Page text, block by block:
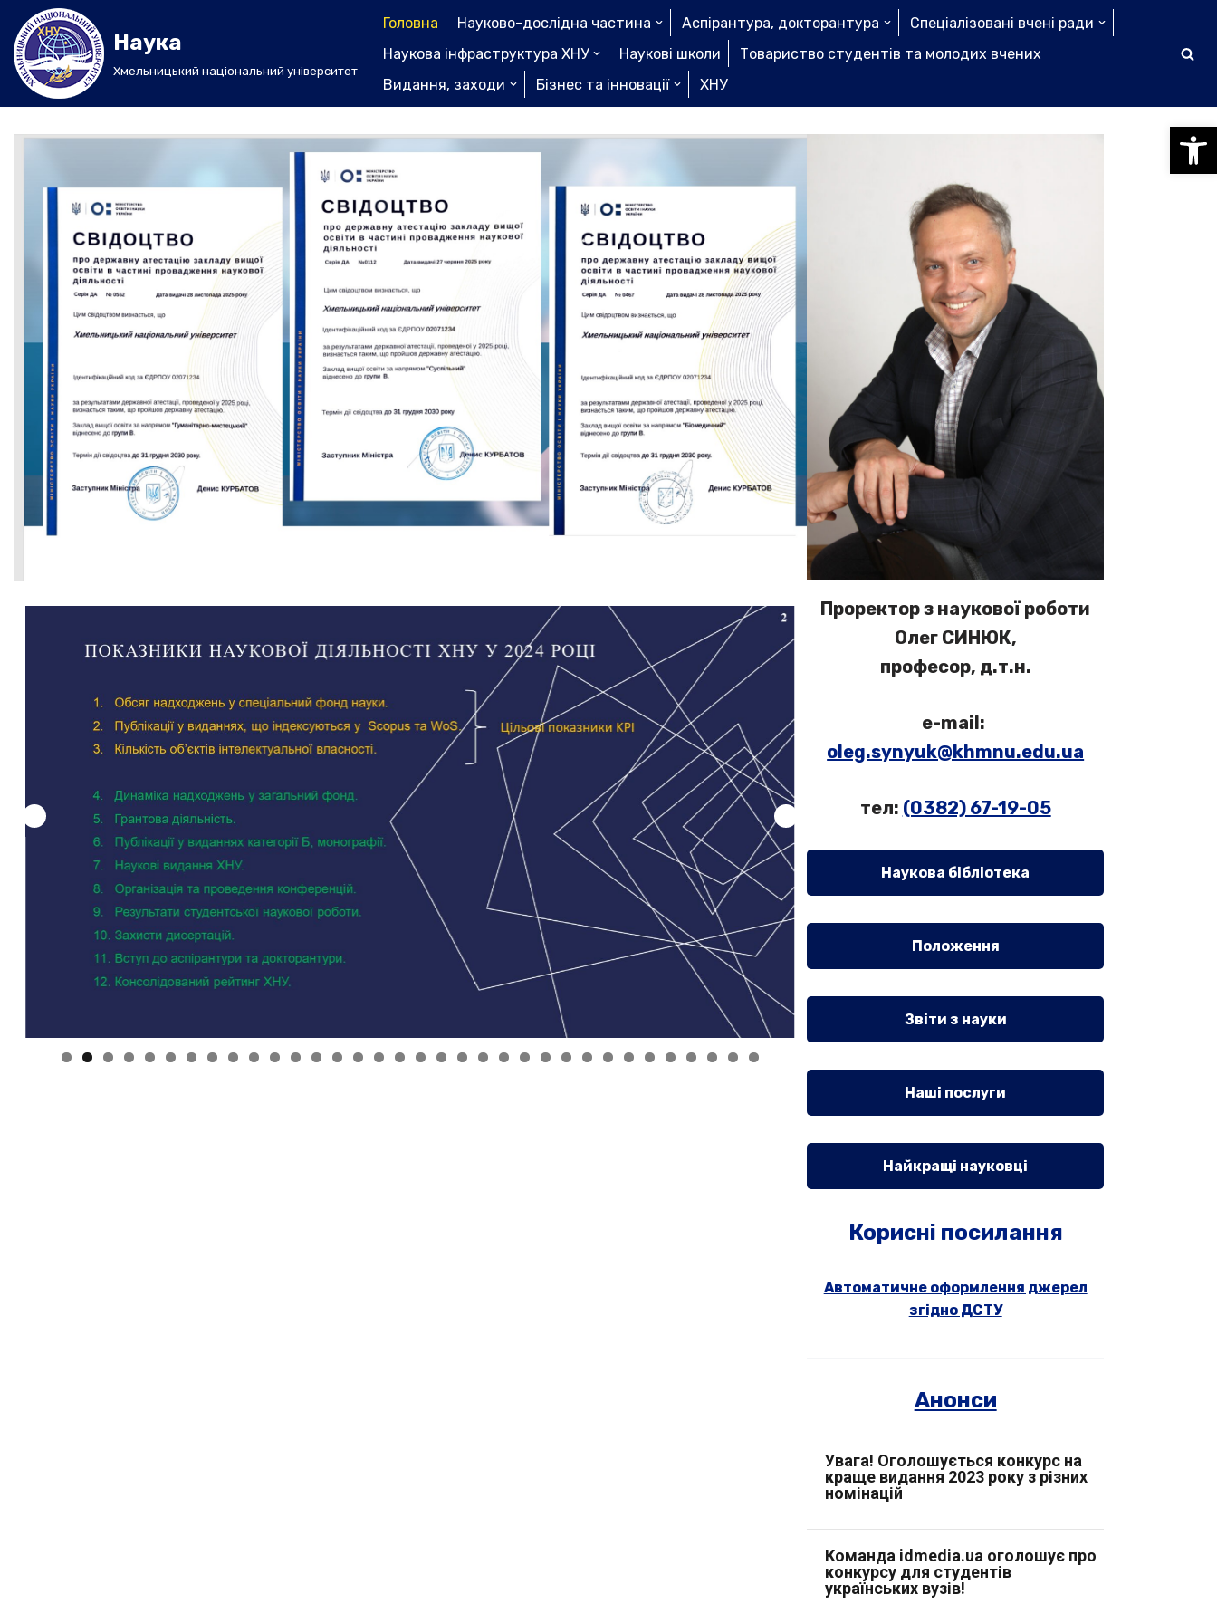
Перейти
до
вмісту
Наука
Хмельницький національний університет
Головна Науково-дослідна частина Аспірантура, докторантура
Спеціалізовані вчені ради
Наукова інфраструктура ХНУ
Наукові школи
Товариство студентів та молодих вчених
Видання, заходи
Бізнес та інновації ХНУ
Проректор з наукової роботи
Олег СИНЮК,
професор, д.т.н.
e-mail:
oleg.synyuk@khmnu.edu.ua
тел: (0382) 67-19-05
Наукова бібліотека
Положення
Звіти з науки
Наші послуги
Найкращі науковці
Корисні посилання
Автоматичне оформлення джерел
згідно ДСТУ
Анонси
Увага! Оголошується конкурс на
краще видання 2023 року з різних
номінацій
Команда idmedia.ua оголошує про
конкурсу для студентів
українських вузів!